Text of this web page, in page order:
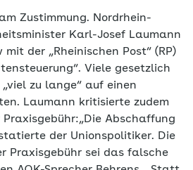
Zustimmung. Nordrhein-
Karl-Josef Laumann
der „Rheinischen Post“ (RP)
Viele gesetzlich
zu lange“ auf einen
Laumann kritisierte zudem
Abschaffung
der Unionspolitiker. Die
Praxisgebühr sei das falsche